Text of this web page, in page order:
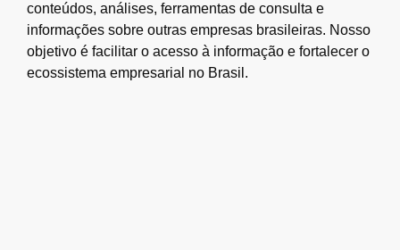
conteúdos, análises, ferramentas de consulta e
informações sobre outras empresas brasileiras. Nosso
objetivo é facilitar o acesso à informação e fortalecer o
ecossistema empresarial no Brasil.